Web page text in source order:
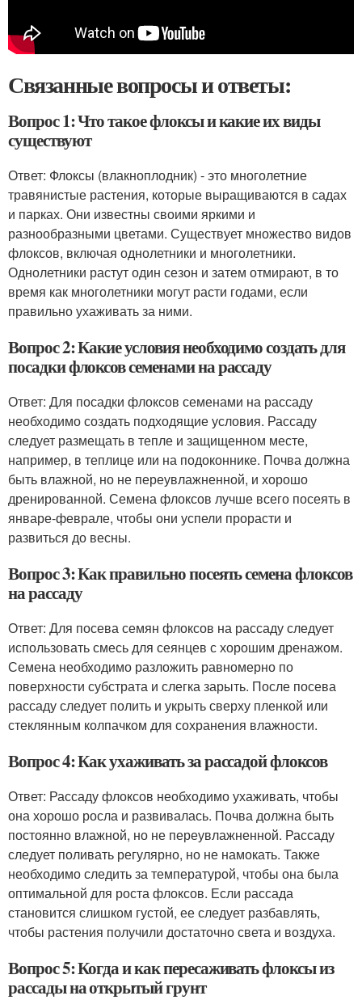
Связанные вопросы и ответы:
Вопрос 1: Что такое флоксы и какие их виды
существуют
Ответ: Флоксы (влакноплодник) - это многолетние
травянистые растения, которые выращиваются в садах
и парках. Они известны своими яркими и
разнообразными цветами. Существует множество видов
флоксов, включая однолетники и многолетники.
Однолетники растут один сезон и затем отмирают, в то
время как многолетники могут расти годами, если
правильно ухаживать за ними.
Вопрос 2: Какие условия необходимо создать для
посадки флоксов семенами на рассаду
Ответ: Для посадки флоксов семенами на рассаду
необходимо создать подходящие условия. Рассаду
следует размещать в тепле и защищенном месте,
например, в теплице или на подоконнике. Почва должна
быть влажной, но не переувлажненной, и хорошо
дренированной. Семена флоксов лучше всего посеять в
январе-феврале, чтобы они успели прорасти и
развиться до весны.
Вопрос 3: Как правильно посеять семена флоксов
на рассаду
Ответ: Для посева семян флоксов на рассаду следует
использовать смесь для сеянцев с хорошим дренажом.
Семена необходимо разложить равномерно по
поверхности субстрата и слегка зарыть. После посева
рассаду следует полить и укрыть сверху пленкой или
стеклянным колпачком для сохранения влажности.
Вопрос 4: Как ухаживать за рассадой флоксов
Ответ: Рассаду флоксов необходимо ухаживать, чтобы
она хорошо росла и развивалась. Почва должна быть
постоянно влажной, но не переувлажненной. Рассаду
следует поливать регулярно, но не намокать. Также
необходимо следить за температурой, чтобы она была
оптимальной для роста флоксов. Если рассада
становится слишком густой, ее следует разбавлять,
чтобы растения получили достаточно света и воздуха.
Вопрос 5: Когда и как пересаживать флоксы из
рассады на открытый грунт